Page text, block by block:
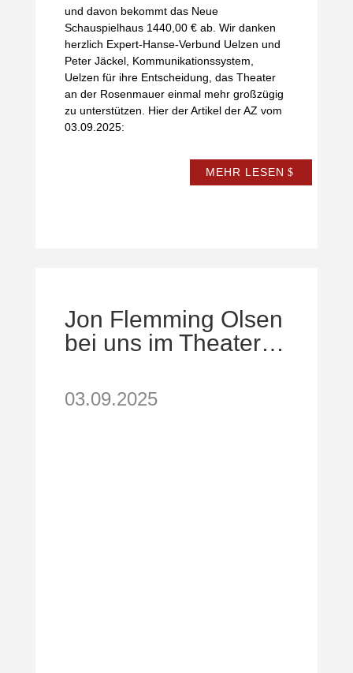
und davon bekommt das Neue
Schauspielhaus 1440,00 € ab. Wir danken
herzlich Expert-Hanse-Verbund Uelzen und
Peter Jäckel, Kommunikationssystem,
Uelzen für ihre Entscheidung, das Theater
an der Rosenmauer einmal mehr großzügig
zu unterstützen. Hier der Artikel der AZ vom
03.09.2025:
MEHR LESEN
Jon Flemming Olsen
bei uns im Theater…
03.09.2025